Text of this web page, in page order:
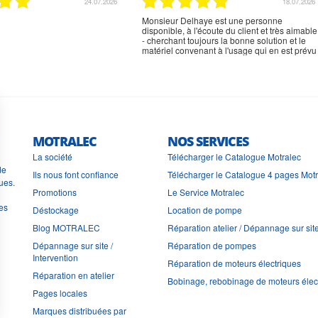
rien à signaler, très content
MOTRALEC
La société
Ils nous font confiance
Promotions
Déstockage
Blog MOTRALEC
Dépannage sur site /
Intervention
Réparation en atelier
Pages locales
Marques distribuées par
NOS SERVICES
Télécharger le Catalogue Motralec
Télécharger le Catalogue 4 pages
Le Service Motralec
Location de pompe
Réparation atelier / Dépannage sur
Réparation de pompes
Réparation de moteurs électriques
Bobinage, rebobinage de moteurs